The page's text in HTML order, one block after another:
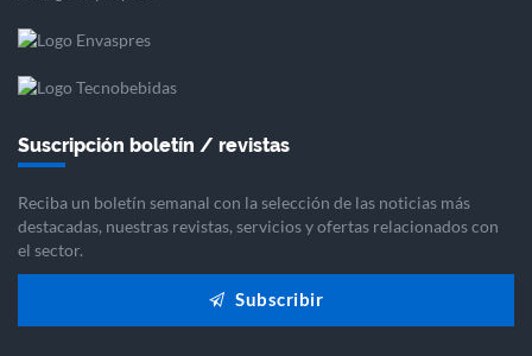
Suscripción boletín / revistas
Reciba un boletín semanal con la selección de las noticias más
destacadas, nuestras revistas, servicios y ofertas relacionados con
el sector.
Subscribir